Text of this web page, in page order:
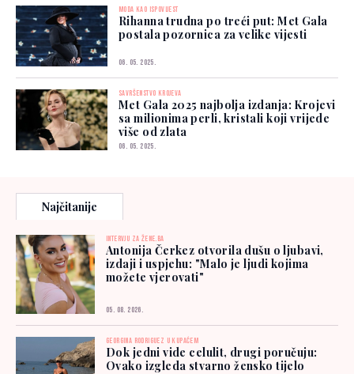
MODA KAO ISPOVIJEST
Rihanna trudna po treći put: Met Gala
postala pozornica za velike vijesti
06. 05. 2025.
SAVRŠENSTVO KROJEVA
Met Gala 2025 najbolja izdanja: Krojevi
sa milionima perli, kristali koji vrijede
više od zlata
06. 05. 2025.
Najčitanije
INTERVJU ZA ŽENE.BA
Antonija Čerkez otvorila dušu o ljubavi,
izdaji i uspjehu: "Malo je ljudi kojima
možete vjerovati"
05. 08. 2026.
GEORGINA RODRIGUEZ U KUPAĆEM
Dok jedni vide celulit, drugi poručuju:
Ovako izgleda stvarno žensko tijelo